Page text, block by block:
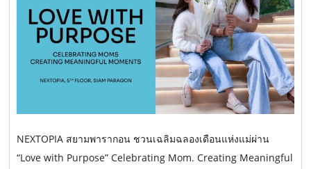
NEXTOPIA สยามพารากอน ชวนเฉลิมฉลองเดือนแห่งแม่ผ่าน
“Love with Purpose” Celebrating Mom. Creating Meaningful